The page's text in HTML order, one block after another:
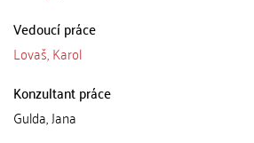
Vedoucí práce
Lovaš, Karol
Konzultant práce
Gulda, Jana